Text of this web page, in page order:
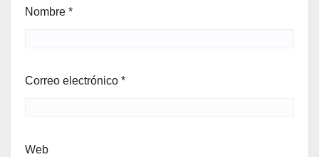
Nombre *
Correo electrónico *
Web